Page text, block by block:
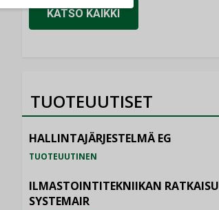
KATSO KAIKKI
TUOTEUUTISET
HALLINTAJÄRJESTELMÄ EG
TUOTEUUTINEN
ILMASTOINTITEKNIIKAN RATKAISU
SYSTEMAIR